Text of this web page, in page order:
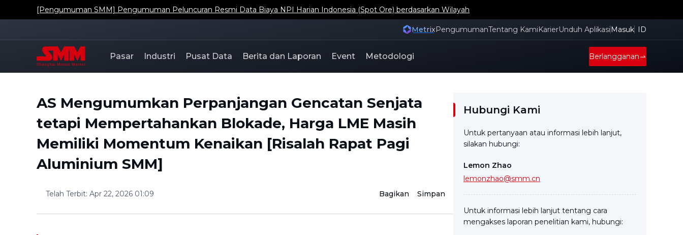
[Pengumuman SMM] Pengumuman Peluncuran Resmi Data Biaya NPI Harian Indonesia (Spot Ore) berdasarkan Wilayah
MetrixPengumumanTentang KamiKarierUnduh Aplikasi Masuk ID
Pasar Industri Pusat Data Berita dan Laporan Event Metodologi Berlangganan
AS Mengumumkan Perpanjangan Gencatan Senjata
tetapi Mempertahankan Blokade, Harga LME Masih
Memiliki Momentum Kenaikan [Risalah Rapat Pagi
Aluminium SMM]
Telah Terbit: Apr 22, 2026 01:09 Bagikan Simpan
Hubungi Kami
Untuk pertanyaan atau informasi lebih lanjut,
silakan hubungi:
Lemon Zhao
lemonzhao@smm.cn
Untuk informasi lebih lanjut tentang cara
mengakses laporan penelitian kami, hubungi: